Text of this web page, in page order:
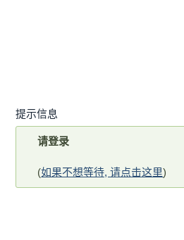
提示信息
请登录
(如果不想等待, 请点击这里)